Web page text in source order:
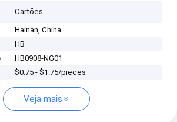
Cartões
Hainan, China
HB
HB0908-NG01
$0.75 - $1.75/pieces
Veja mais